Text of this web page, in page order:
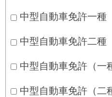
中型自動車免許一種
中型自動車免許二種
中型自動車免許（一
中型自動車免許（二